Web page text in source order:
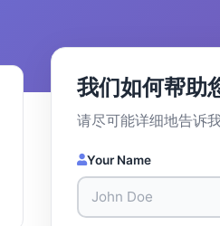
我们如何帮助
请尽可能详细地告诉
Your Name